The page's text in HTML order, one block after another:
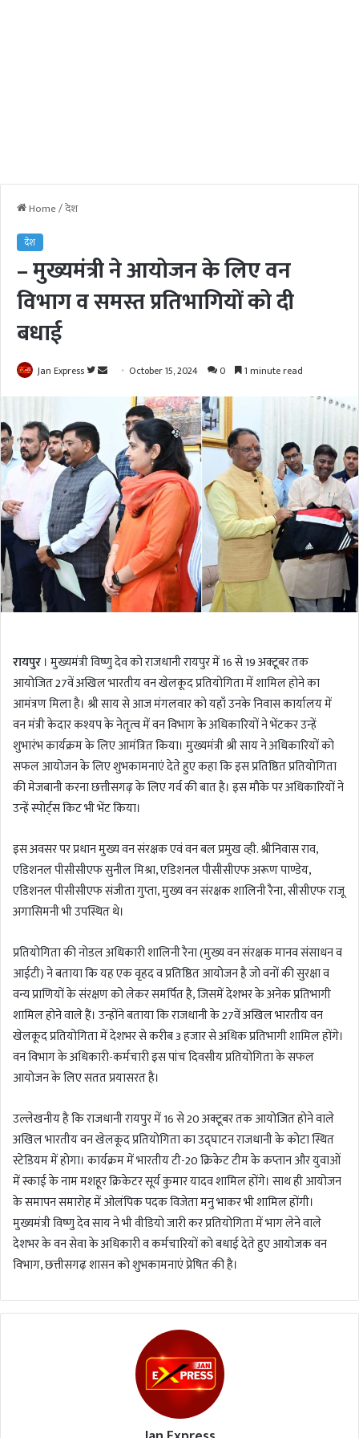
Home/देश
देश
– मुख्यमंत्री ने आयोजन के लिए वन
विभाग व समस्त प्रतिभागियों को दी
बधाई
Jan Express
F
l
o
w
n
T
w
i
n
m
a
i
l
October 15, 2024 0 1 minute read
रायपुर । मुख्यमंत्री विष्णु देव को राजधानी रायपुर में 16 से 19 अक्टूबर तक
आयोजित 27वें अखिल भारतीय वन खेलकूद प्रतियोगिता में शामिल होने का
आमंत्रण मिला है। श्री साय से आज मंगलवार काे यहाँ उनके निवास कार्यालय में
वन मंत्री केदार कश्यप के नेतृत्व में वन विभाग के अधिकारियों ने भेंटकर उन्हें
शुभारंभ कार्यक्रम के लिए आमंत्रित किया। मुख्यमंत्री श्री साय ने अधिकारियों को
सफल आयोजन के लिए शुभकामनाएं देते हुए कहा कि इस प्रतिष्ठित प्रतियोगिता
की मेजबानी करना छत्तीसगढ़ के लिए गर्व की बात है। इस मौके पर अधिकारियों ने
उन्हें स्पोर्ट्स किट भी भेंट किया।
इस अवसर पर प्रधान मुख्य वन संरक्षक एवं वन बल प्रमुख व्ही. श्रीनिवास राव,
एडिशनल पीसीसीएफ सुनील मिश्रा, एडिशनल पीसीसीएफ अरूण पाण्डेय,
एडिशनल पीसीसीएफ संजीता गुप्ता, मुख्य वन संरक्षक शालिनी रैना, सीसीएफ राजू
अगासिमनी भी उपस्थित थे।
प्रतियोगिता की नोडल अधिकारी शालिनी रैना (मुख्य वन संरक्षक मानव संसाधन व
आईटी) ने बताया कि यह एक वृहद व प्रतिष्ठित आयोजन है जो वनों की सुरक्षा व
वन्य प्राणियों के संरक्षण को लेकर समर्पित है, जिसमें देशभर के अनेक प्रतिभागी
शामिल होने वाले हैं। उन्होंने बताया कि राजधानी के 27वें अखिल भारतीय वन
खेलकूद प्रतियोगिता में देशभर से करीब 3 हजार से अधिक प्रतिभागी शामिल होंगे।
वन विभाग के अधिकारी-कर्मचारी इस पांच दिवसीय प्रतियोगिता के सफल
आयोजन के लिए सतत प्रयासरत है।
उल्लेखनीय है कि राजधानी रायपुर में 16 से 20 अक्टूबर तक आयोजित होने वाले
अखिल भारतीय वन खेलकूद प्रतियोगिता का उद्घाटन राजधानी के कोटा स्थित
स्टेडियम में होगा। कार्यक्रम में भारतीय टी-20 क्रिकेट टीम के कप्तान और युवाओं
में स्काई के नाम मशहूर क्रिकेटर सूर्य कुमार यादव शामिल होंगे। साथ ही आयोजन
के समापन समारोह में ओलंपिक पदक विजेता मनु भाकर भी शामिल होंगी।
मुख्यमंत्री विष्णु देव साय ने भी वीडियो जारी कर प्रतियोगिता में भाग लेने वाले
देशभर के वन सेवा के अधिकारी व कर्मचारियों को बधाई देते हुए आयोजक वन
विभाग, छत्तीसगढ़ शासन को शुभकामनाएं प्रेषित की है।